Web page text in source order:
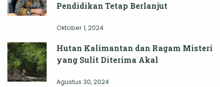
Pendidikan Tetap Berlanjut
Oktober 1, 2024
Hutan Kalimantan dan Ragam Misteri
yang Sulit Diterima Akal
Agustus 30, 2024